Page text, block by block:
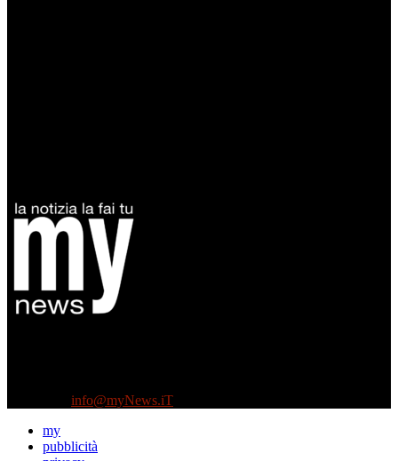
info@myNews.iT
my
pubblicità